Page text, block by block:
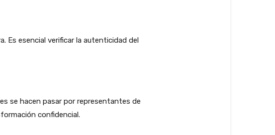
Es esencial verificar la autenticidad del
se hacen pasar por representantes de
confidencial.